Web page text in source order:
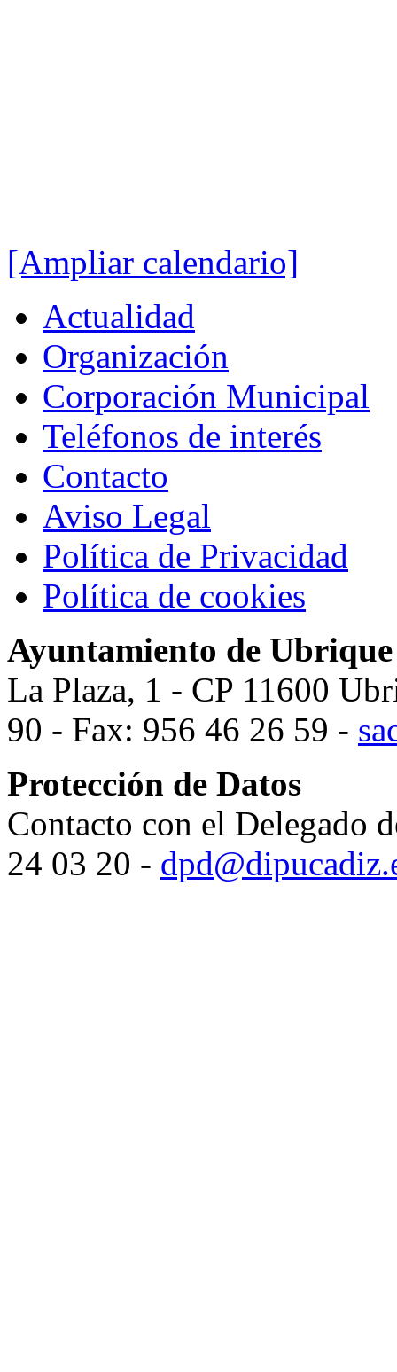
[Ampliar calendario]
Actualidad
Organización
Corporación Municipal
Teléfonos de interés
Contacto
Aviso Legal
Política de Privacidad
Política de cookies
Ayuntamiento de Ubrique
La Plaza, 1 - CP 11600
90 - Fax: 956 46 26 59 -
Protección de Datos
Contacto con el Delegado
24 03 20 -